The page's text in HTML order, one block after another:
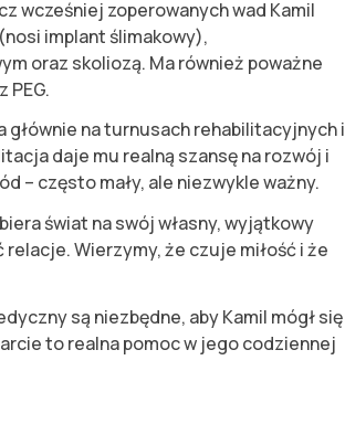
wcześniej zoperowanych wad Kamil
implant ślimakowy),
oraz skoliozą. Ma również poważne
na turnusach rehabilitacyjnych i
daje mu realną szansę na rozwój i
– często mały, ale niezwykle ważny.
świat na swój własny, wyjątkowy
Wierzymy, że czuje miłość i że
są niezbędne, aby Kamil mógł się
to realna pomoc w jego codziennej